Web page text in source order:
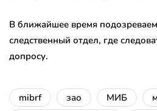
В ближайшее время
следственный отдел, где
допросу.
mibrf зао МИБ